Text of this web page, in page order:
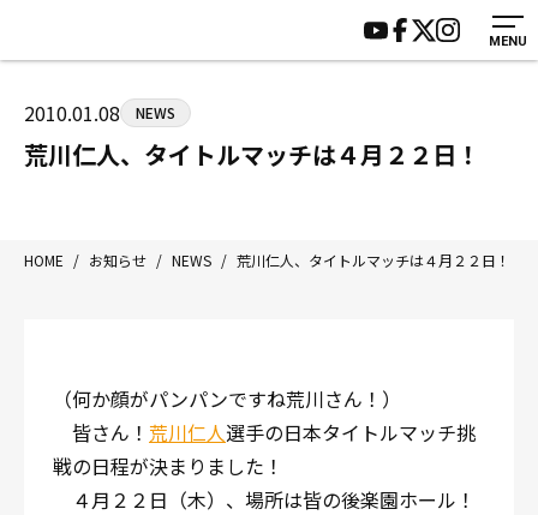
MENU
〒192-0072 東京都八王子市南町3-8 第2原嶋ビル1F
Tel/Fax：042-622-7222
営業時間：月〜土 14:00〜22:00 / 日・祝 14:00〜19:00
HOME
ジムについて
トレーニング
入会案内
施設紹介
会員様の声
サポーター募集
2010.01.08 NEWS
荒川仁人、タイトルマッチは４月２２日！
HOME / お知らせ / NEWS / 荒川仁人、タイトルマッチは４月２２日！
（何か顔がパンパンですね荒川さん！）
皆さん！ 荒川仁人選手の日本タイトルマッチ挑
戦の日程が決まりました！
４月２２日（木）、場所は皆の後楽園ホール！